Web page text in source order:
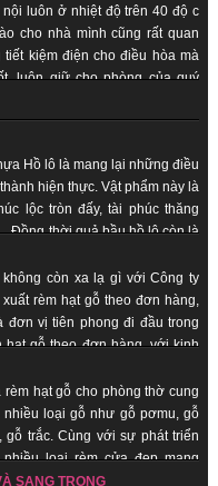
và rèm hạt gỗ phong thủy là
vượng khí, tài vận, đem lại may
luôn ở nhiệt độ trên 40 độ c
cho nhà mình cũng rất quan
kiệm điện cho điều hòa mà
luôn giữ cho phòng của quý
rèm của của một căn hộ,
nhân, nói cách khác, rèm vải
những thế, những chiếc rèm
thuận tiện, giảm đi được cái
Hồ lô là mang lại những điều
hiện thực. Vật phẩm này là
lộc tròn đấy, tài phúc thăng
Đồng thời quả bầu hồ lô còn là
sản xuất theo đơn hàng, giao
còn xa lạ gì với Công ty
rèm hạt gỗ theo đơn hàng,
đơn vị tiên phong đi đầu trong
hạt gỗ theo đơn hàng, với kinh
nhiều khách hàng chọn lựa là
trong cả nước. Không chỉ
xưa. Hơn thế nữa, nó có những
khác có được.
hạt gỗ cho phòng thờ cung
loại gỗ như gỗ pơmu, gỗ
trắc. Cùng với sự phát triển
loại rèm cửa đẹp mang
vậy, rèm cửa bằng gỗ hạt vẫn
SANG TRỌNG